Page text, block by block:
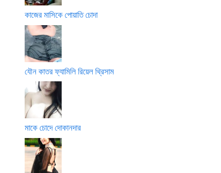
কাজের মাসিকে পোয়াতি চোদা
যৌন কাতর ফ্যামিলি রিয়েল থ্রিসাম
মাকে চোদে দোকানদার